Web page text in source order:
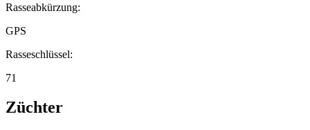
Rasseabkürzung:
GPS
Rasseschlüssel:
71
Züchter